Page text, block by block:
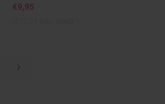
€9,95